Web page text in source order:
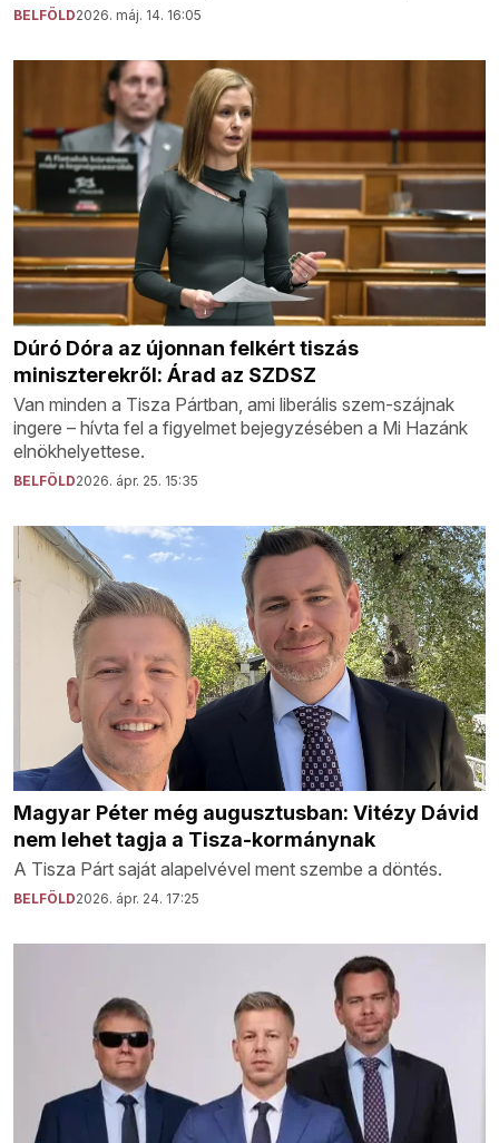
BELFÖLD2026. máj. 14. 16:05
Dúró Dóra az újonnan felkért tiszás
miniszterekről: Árad az SZDSZ
Van minden a Tisza Pártban, ami liberális szem-szájnak
ingere – hívta fel a figyelmet bejegyzésében a Mi Hazánk
elnökhelyettese.
BELFÖLD2026. ápr. 25. 15:35
Magyar Péter még augusztusban: Vitézy Dávid
nem lehet tagja a Tisza-kormánynak
A Tisza Párt saját alapelvével ment szembe a döntés.
BELFÖLD2026. ápr. 24. 17:25